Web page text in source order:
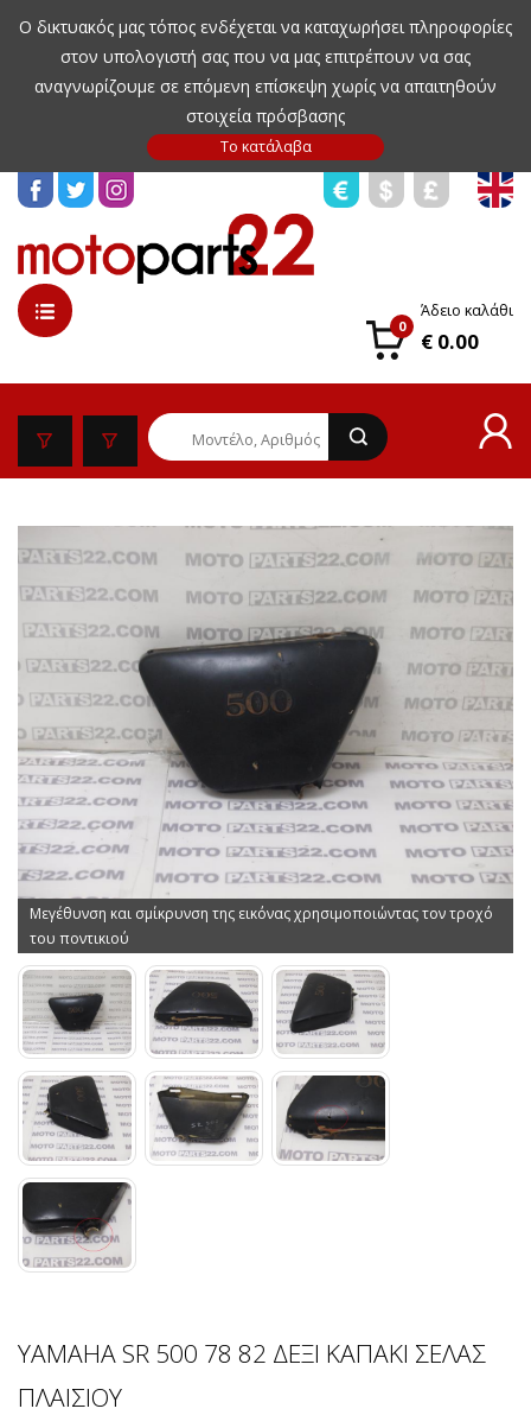
Ο δικτυακός μας τόπος ενδέχεται να καταχωρήσει πληροφορίες
στον υπολογιστή σας που να μας επιτρέπουν να σας
αναγνωρίζουμε σε επόμενη επίσκεψη χωρίς να απαιτηθούν
στοιχεία πρόσβασης
0
Άδειο καλάθι
€ 0.00
Μεγέθυνση και σμίκρυνση της εικόνας χρησιμοποιώντας τον τροχό
του ποντικιού
ΥΑΜΑΗΑ SR 500 78 82 ΔΕΞΙ ΚΑΠΑΚΙ ΣΕΛΑΣ
ΠΛΑΙΣΙΟΥ